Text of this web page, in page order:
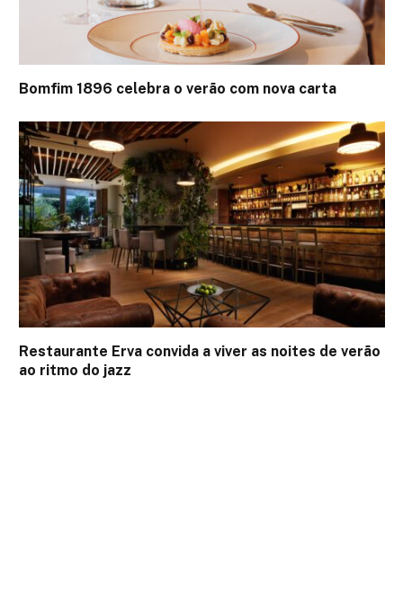
Bomfim 1896 celebra o verão com nova carta
Restaurante Erva convida a viver as noites de verão
ao ritmo do jazz